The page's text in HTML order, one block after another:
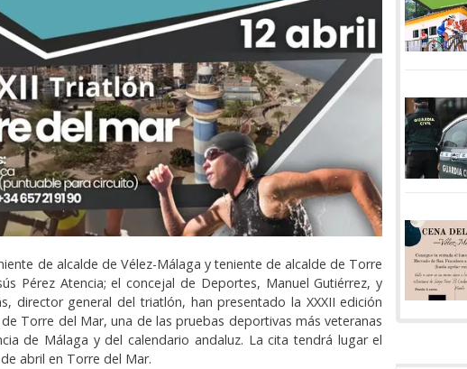
de alcalde de Vélez-Málaga y teniente de alcalde de Torre
Pérez Atencia; el concejal de Deportes, Manuel Gutiérrez, y
director general del triatlón, han presentado la XXXII edición
Torre del Mar, una de las pruebas deportivas más veteranas
de Málaga y del calendario andaluz. La cita tendrá lugar el
abril en Torre del Mar.